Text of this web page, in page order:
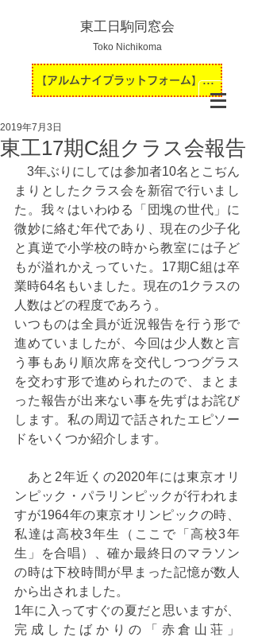
東工日駒同窓会
Toko Nichikoma
【アルムナイプラットフォーム】運用開始のお知らせ
東工17期C組クラス会報告
2019年7月3日
3年ぶりにしては参加者10名とこぢん
まりとしたクラス会を新宿で行いまし
た。我々はいわゆる「団塊の世代」に
微妙に絡む年代であり、現在の少子化
と真逆で小学校の時から教室には子ど
もが溢れかえっていた。17期C組は卒
業時64名もいました。現在の1クラスの
人数はどの程度であろう。
いつものは全員が近況報告を行う形で
進めていましたが、今回は少人数と言
う事もあり順次席を交代しつつグラス
を交わす形で進められたので、まとま
った報告が出来ない事を先ずはお詫び
します。私の周辺で話されたエピソー
ドをいくつか紹介します。
あと2年近くの2020年には東京オリ
ンピック・パラリンピックが行われま
すが1964年の東京オリンピックの時、
私達は高校3年生（ここで「高校3年
生」を合唱）、確か最終日のマラソン
の時は下校時間が早まった記憶が数人
から出されました。
1年に入ってすぐの夏だと思いますが、
完成したばかりの「赤倉山荘」